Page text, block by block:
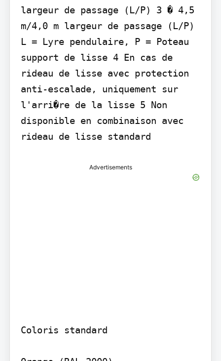
largeur de passage (L/P) 3 � 4,5
m/4,0 m largeur de passage (L/P)
L = Lyre pendulaire, P = Poteau
support de lisse 4 En cas de
rideau de lisse avec protection
anti-escalade, uniquement sur
l'arri�re de la lisse 5 Non
disponible en combinaison avec
rideau de lisse standard
Advertisements
Coloris standard